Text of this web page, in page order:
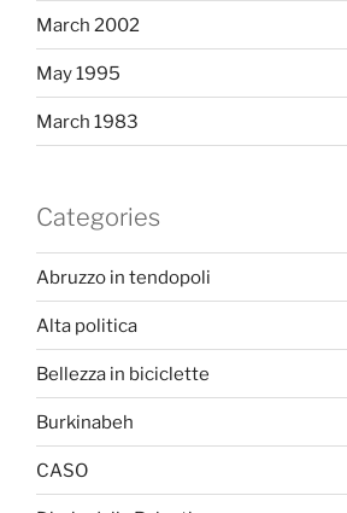
March 2002
May 1995
March 1983
Categories
Abruzzo in tendopoli
Alta politica
Bellezza in biciclette
Burkinabeh
CASO